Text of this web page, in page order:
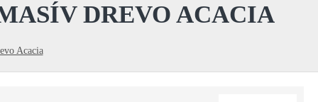
Acacia
DREVO ACACIA